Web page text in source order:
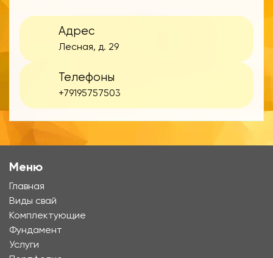
Адрес
Лесная, д. 29
Телефоны
+79195757503
Меню
Главная
Виды свай
Комплектующие
Фундамент
Услуги